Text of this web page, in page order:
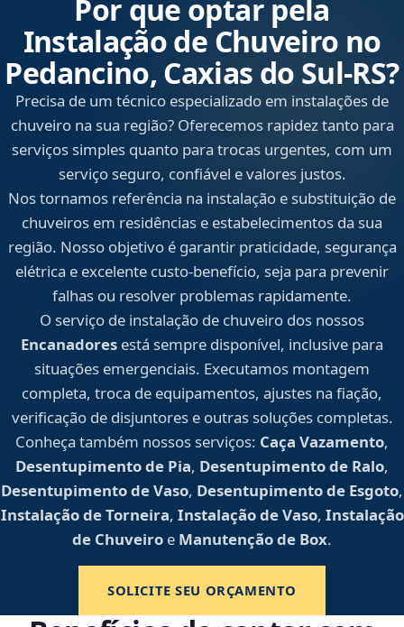
Por que optar pela
Instalação de Chuveiro no
Pedancino, Caxias do Sul‑RS?
Precisa de um técnico especializado em instalações de
chuveiro na sua região? Oferecemos rapidez tanto para
serviços simples quanto para trocas urgentes, com um
serviço seguro, confiável e valores justos.
Nos tornamos referência na instalação e substituição de
chuveiros em residências e estabelecimentos da sua
região. Nosso objetivo é garantir praticidade, segurança
elétrica e excelente custo-benefício, seja para prevenir
falhas ou resolver problemas rapidamente.
O serviço de instalação de chuveiro dos nossos
Encanadores está sempre disponível, inclusive para
situações emergenciais. Executamos montagem
completa, troca de equipamentos, ajustes na fiação,
verificação de disjuntores e outras soluções completas.
Conheça também nossos serviços: Caça Vazamento,
Desentupimento de Pia, Desentupimento de Ralo,
Desentupimento de Vaso, Desentupimento de Esgoto,
Instalação de Torneira, Instalação de Vaso, Instalação
de Chuveiro e Manutenção de Box.
SOLICITE SEU ORÇAMENTO